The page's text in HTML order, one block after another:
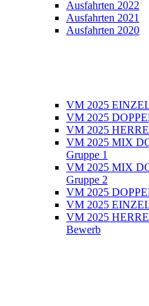
Ausfahrten 2022
Ausfahrten 2021
Ausfahrten 2020
VM 2025
VM 2025
VM 2025
VM 2025 MIX
Gruppe 1
VM 2025 MIX
Gruppe 2
VM 2025
VM 2025
VM 2025
Bewerb